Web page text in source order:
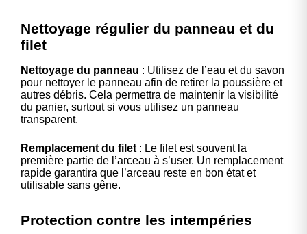
Nettoyage régulier du panneau et du
filet
Nettoyage du panneau : Utilisez de l’eau et du savon
pour nettoyer le panneau afin de retirer la poussière et
autres débris. Cela permettra de maintenir la visibilité
du panier, surtout si vous utilisez un panneau
transparent.
Remplacement du filet : Le filet est souvent la
première partie de l’arceau à s’user. Un remplacement
rapide garantira que l’arceau reste en bon état et
utilisable sans gêne.
Protection contre les intempéries